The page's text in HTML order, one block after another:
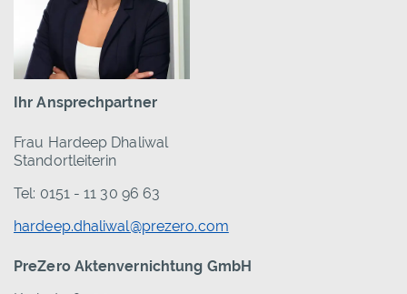
Ihr Ansprechpartner
Frau Hardeep Dhaliwal
Standortleiterin
Tel: 0151 - 11 30 96 63
hardeep.dhaliwal@prezero.com
PreZero Aktenvernichtung GmbH